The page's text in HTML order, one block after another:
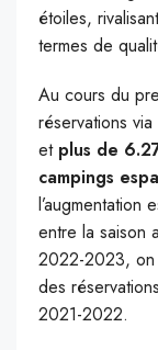
étoiles,
termes de
Au cours du
réservations
et plus de
campings
l’augmentation
entre la saison
2022-2023, on
des
2021-2022.